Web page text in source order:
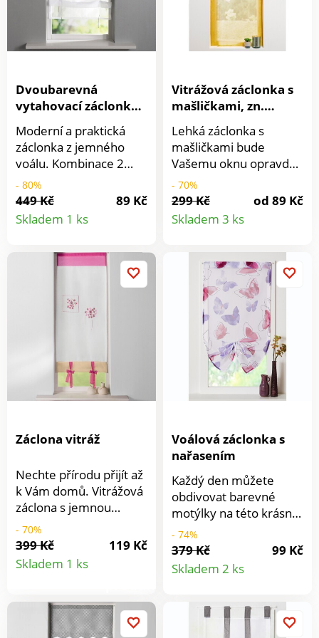
Dvoubarevná
vytahovací záclonka
Moderní a praktická
záclonka z jemného
voálu. Kombinace 2
barev a široká poutka
nahoře. Vytahuje se
pomocí saténových
stužek. Dodáváme se
Prodáváme jednotlivě.
polyester.
- 80%
449 Kč
89 Kč
Skladem 1 ks
Detail
Vitrážová záclonka s
mašličkami, zn.
Lehká záclonka s
mašličkami bude
Vašemu oknu opravdu
slušet. Má lněný vzhled
a tlumené barvy.
Propustí lomené
paprsky světla a vytvoří
Můžete ji kombinovat s
voálovým závěsem ve
stejném provedení.
Nahoře ukončena
mašličkami na uvázání
k tyči. Spodní okraj je
olemovaný. Prodává se
jednotlivě.
- 70%
299 Kč
od 89 Kč
Skladem 3 ks
Detail
Záclona vitráž
Nechte přírodu přijít až
k Vám domů. Vitrážová
záclona s jemnou
výšivkou květu trav a
mašličkami na spodním
okraji. Nahoře lem v
kontrastní barvě a
tyče. Prodává se
jednotlivě. Materiál
- 70%
399 Kč
119 Kč
Skladem 1 ks
Detail
Voálová záclonka s
nařasením
Každý den můžete
obdivovat barevné
motýlky na této krásné
záclonce. Snadná
instalace. Se středovou
saténovou stuhou pro
zakulacený efekt. S
garnýžové tyče.
Prodáváno po kusech.
- 74%
379 Kč
99 Kč
Skladem 2 ks